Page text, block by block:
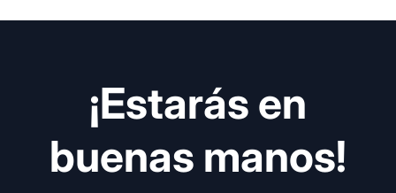
¡Estarás en
buenas manos!